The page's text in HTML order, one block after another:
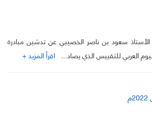
سعود بن ناصر الخصيبي عن تدشين مبادرة
العربي للتقييس الذي يصاد... اقرأ المزيد +